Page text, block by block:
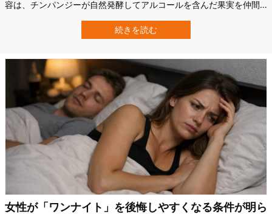
容は、チンパンジーが自然発酵してアルコールを含んだ果実を仲間
常に仲間たちと分け合って食べていました。 チンパンジーは毎回食
料を仲間と分け合って食べるわけではありません。 そのため、研究
続きを読む
女性が「ワンナイト」を後悔しやすくなる条件が明ら